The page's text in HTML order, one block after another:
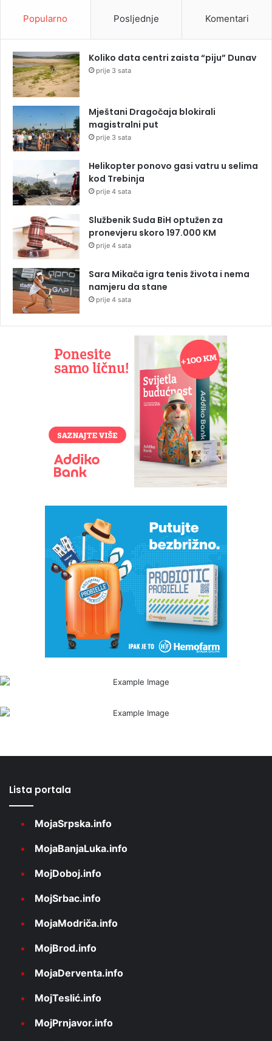
Popularno Posljednje Komentari
Koliko data centri zaista “piju” Dunav
prije 3 sata
Mještani Dragočaja blokirali
magistralni put
prije 3 sata
Helikopter ponovo gasi vatru u selima
kod Trebinja
prije 4 sata
Službenik Suda BiH optužen za
pronevjeru skoro 197.000 KM
prije 4 sata
Sara Mikača igra tenis života i nema
namjeru da stane
prije 4 sata
Lista portala
MojaSrpska.info
MojaBanjaLuka.info
MojDoboj.info
MojSrbac.info
MojaModriča.info
MojBrod.info
MojaDerventa.info
MojTeslić.info
MojPrnjavor.info